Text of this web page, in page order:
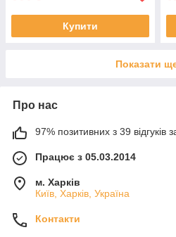
Купити
Показати
Про нас
97% позитивних з 39 відгуків
Працює з 05.03.2014
м. Харків
Київ, Харків, Україна
Контакти